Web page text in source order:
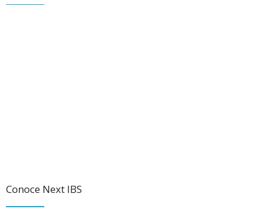
Conoce Next IBS